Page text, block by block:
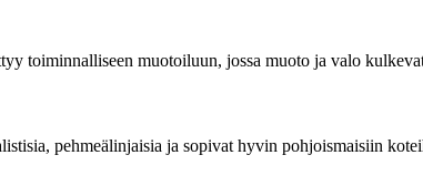
toiminnalliseen muotoiluun, jossa muoto ja valo
pehmeälinjaisia ja sopivat hyvin pohjoismaisiin